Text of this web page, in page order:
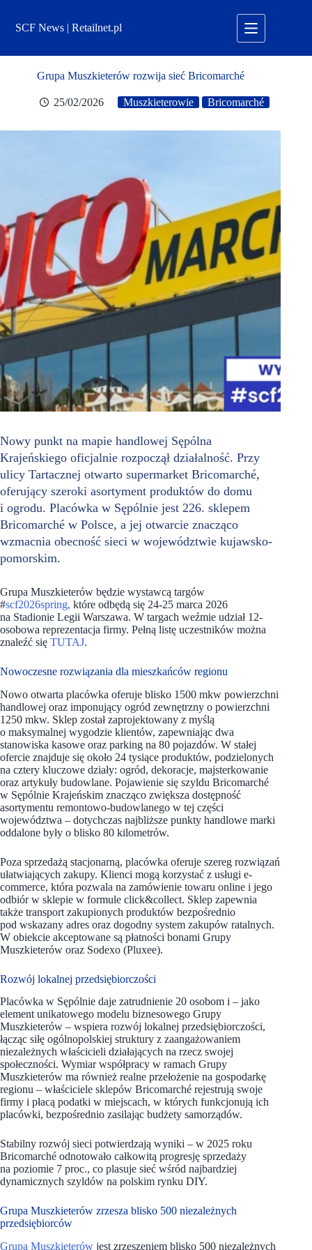
treściSCF News | Retailnet.pl
Grupa Muszkieterów rozwija sieć Bricomarché
25/02/2026 Muszkieterowie Bricomarché
Nowy punkt na mapie handlowej Sępólna
Krajeńskiego oficjalnie rozpoczął działalność. Przy
ulicy Tartacznej otwarto supermarket Bricomarché,
oferujący szeroki asortyment produktów do domu
i ogrodu. Placówka w Sępólnie jest 226. sklepem
Bricomarché w Polsce, a jej otwarcie znacząco
wzmacnia obecność sieci w województwie kujawsko-
pomorskim.
Grupa Muszkieterów będzie wystawcą targów
#scf2026spring, które odbędą się 24-25 marca 2026
na Stadionie Legii Warszawa. W targach weźmie udział 12-
osobowa reprezentacja firmy. Pełną listę uczestników można
znaleźć się TUTAJ.
Nowoczesne rozwiązania dla mieszkańców regionu
Nowo otwarta placówka oferuje blisko 1500 mkw powierzchni
handlowej oraz imponujący ogród zewnętrzny o powierzchni
1250 mkw. Sklep został zaprojektowany z myślą
o maksymalnej wygodzie klientów, zapewniając dwa
stanowiska kasowe oraz parking na 80 pojazdów. W stałej
ofercie znajduje się około 24 tysiące produktów, podzielonych
na cztery kluczowe działy: ogród, dekoracje, majsterkowanie
oraz artykuły budowlane. Pojawienie się szyldu Bricomarché
w Sępólnie Krajeńskim znacząco zwiększa dostępność
asortymentu remontowo-budowlanego w tej części
województwa – dotychczas najbliższe punkty handlowe marki
oddalone były o blisko 80 kilometrów.
Poza sprzedażą stacjonarną, placówka oferuje szereg rozwiązań
ułatwiających zakupy. Klienci mogą korzystać z usługi e-
commerce, która pozwala na zamówienie towaru online i jego
odbiór w sklepie w formule click&collect. Sklep zapewnia
także transport zakupionych produktów bezpośrednio
pod wskazany adres oraz dogodny system zakupów ratalnych.
W obiekcie akceptowane są płatności bonami Grupy
Muszkieterów oraz Sodexo (Pluxee).
Rozwój lokalnej przedsiębiorczości
Placówka w Sępólnie daje zatrudnienie 20 osobom i – jako
element unikatowego modelu biznesowego Grupy
Muszkieterów – wspiera rozwój lokalnej przedsiębiorczości,
łącząc siłę ogólnopolskiej struktury z zaangażowaniem
niezależnych właścicieli działających na rzecz swojej
społeczności. Wymiar współpracy w ramach Grupy
Muszkieterów ma również realne przełożenie na gospodarkę
regionu – właściciele sklepów Bricomarché rejestrują swoje
firmy i płacą podatki w miejscach, w których funkcjonują ich
placówki, bezpośrednio zasilając budżety samorządów.
Stabilny rozwój sieci potwierdzają wyniki – w 2025 roku
Bricomarché odnotowało całkowitą progresję sprzedaży
na poziomie 7 proc., co plasuje sieć wśród najbardziej
dynamicznych szyldów na polskim rynku DIY.
Grupa Muszkieterów zrzesza blisko 500 niezależnych
przedsiębiorców
Grupa Muszkieterów jest zrzeszeniem blisko 500 niezależnych